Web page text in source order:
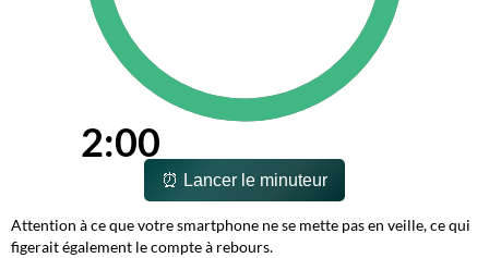
2:00
⏰ Lancer le minuteur
Attention à ce que votre smartphone ne se mette pas en veille, ce qui
figerait également le compte à rebours.